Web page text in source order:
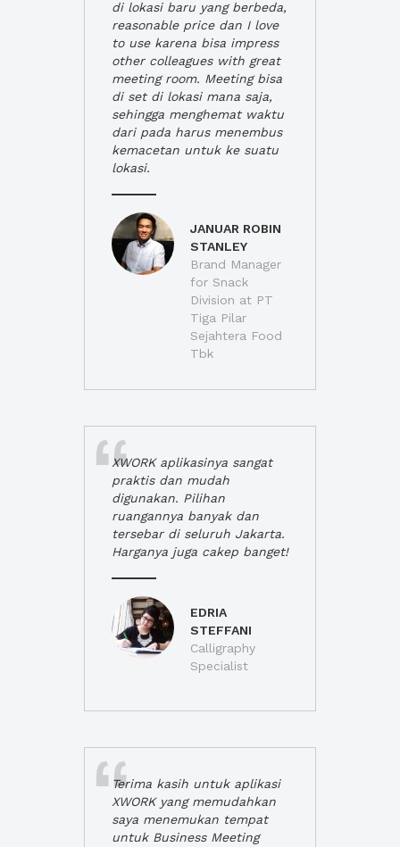
di lokasi baru yang berbeda,
reasonable price dan I love
to use karena bisa impress
other colleagues with great
meeting room. Meeting bisa
di set di lokasi mana saja,
sehingga menghemat waktu
dari pada harus menembus
kemacetan untuk ke suatu
lokasi.
JANUAR ROBIN
STANLEY
Brand Manager
for Snack
Division at PT
Tiga Pilar
Sejahtera Food
Tbk
XWORK aplikasinya sangat
praktis dan mudah
digunakan. Pilihan
ruangannya banyak dan
tersebar di seluruh Jakarta.
Harganya juga cakep banget!
EDRIA
STEFFANI
Calligraphy
Specialist
Terima kasih untuk aplikasi
XWORK yang memudahkan
saya menemukan tempat
untuk Business Meeting